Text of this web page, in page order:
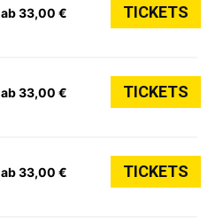
ab 33,00 € TICKETS
ab 33,00 € TICKETS
ab 33,00 € TICKETS